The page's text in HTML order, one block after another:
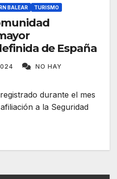
BALEAR TURISMO
de España
NO HAY
durante el mes
a la Seguridad